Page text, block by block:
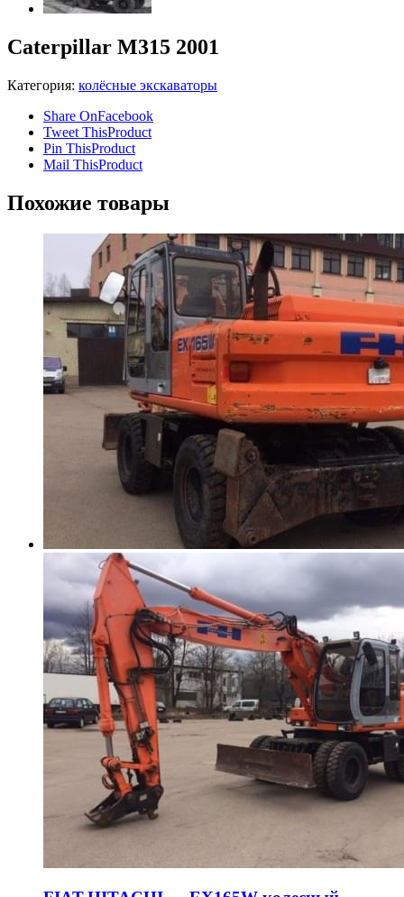
Caterpillar M315 2001
Категория: колёсные экскаваторы
Share OnFacebook
Tweet ThisProduct
Pin ThisProduct
Mail ThisProduct
Похожие товары